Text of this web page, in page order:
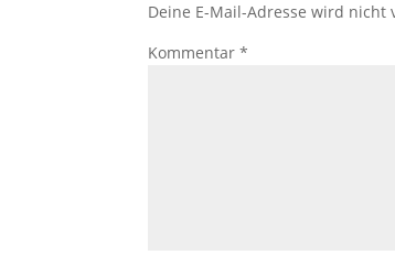
Deine E-Mail-Adresse wird nicht
Kommentar*